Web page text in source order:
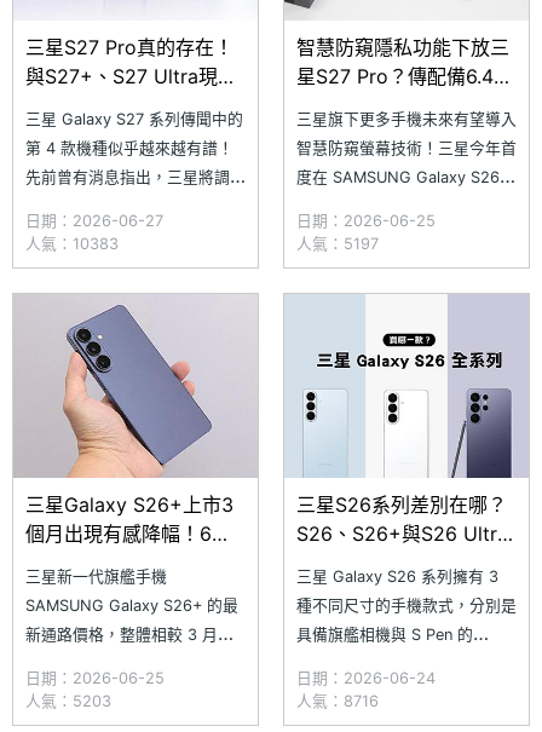
三星S27 Pro真的存在！
與S27+、S27 Ultra現身
IMEI認證資料庫
三星 Galaxy S27 系列傳聞中的
第 4 款機種似乎越來越有譜！
先前曾有消息指出，三星將調整
增一款 SAMSUNG Galaxy S27
Pro，外傳定位為取消 S Pen 手
寫筆功能的 Galaxy S27 Ultra
衍生版本。近日，IMEI 認證資
日期：2026-06-27
人氣：10383
智慧防窺隱私功能下放三
星S27 Pro？傳配備6.47
吋螢幕
三星旗下更多手機未來有望導入
智慧防窺螢幕技術！三星今年首
度在 SAMSUNG Galaxy S26
慧防窺」功能，將防窺技術直接
整合至螢幕面板中，提供多角度
視線遮蔽隱私保護。最新消息指
至 SAMSUNG Galaxy S
日期：2026-06-25
人氣：5197
三星Galaxy S26+上市3
個月出現有感降幅！6月
三星新一代旗艦手機
SAMSUNG Galaxy S26+ 的最
新通路價格，整體相較 3 月上
其中 (12GB/256GB) 版本最低
降至 31,090 元，比原價便宜
日期：2026-06-25
人氣：5203
三星S26系列差別在哪？
S26、S26+與S26 Ultra
次看
三星 Galaxy S26 系列擁有 3
種不同尺寸的手機款式，分別是
具備旗艦相機與 S Pen 的
俗且同樣也是大螢幕的 Galaxy
S26+，以及單手就能掌握的小
日期：2026-06-24
人氣：8716